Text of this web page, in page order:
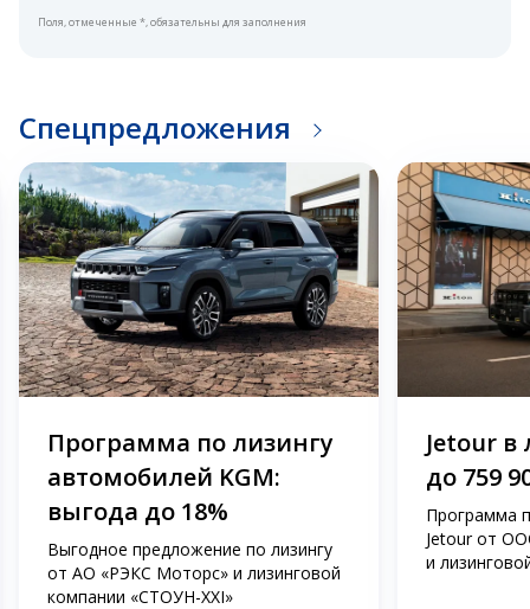
Поля, отмеченные *, обязательны для заполнения
Спецпредложения
Программа по лизингу
автомобилей KGM:
выгода до 18%
Выгодное предложение по лизингу
от АО «РЭКС Моторс» и лизинговой
компании «СТОУН-ХХI»
Jetour в
до 759
Программа
Jetour от
и